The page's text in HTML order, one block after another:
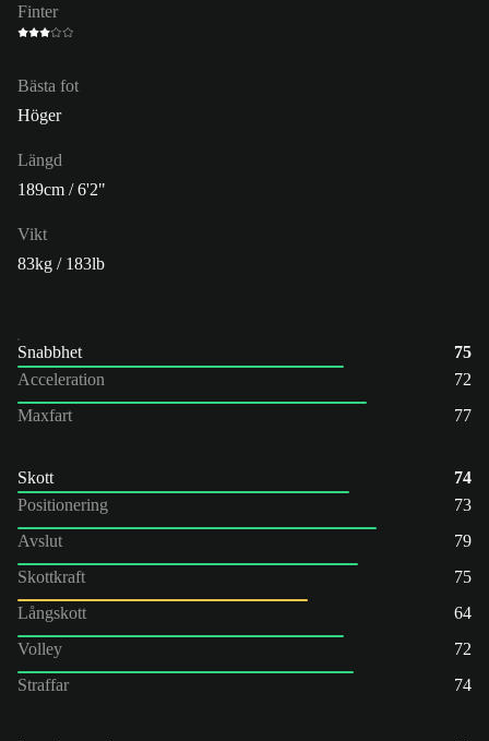
Finter
Bästa fot
Höger
Längd
189cm / 6'2"
Vikt
83kg / 183lb
Snabbhet
75
Acceleration
72
Maxfart
77
Skott
74
Positionering
73
Avslut
79
Skottkraft
75
Långskott
64
Volley
72
Straffar
74